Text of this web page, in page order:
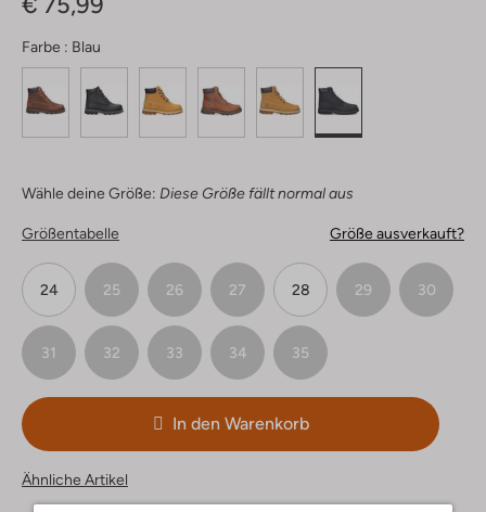
Farbe : Blau
Wähle deine Größe: Diese Größe fällt normal aus
Größentabelle Größe ausverkauft?
24 25 26 27 28 29 30
31 32 33 34 35
In den Warenkorb
Ähnliche Artikel